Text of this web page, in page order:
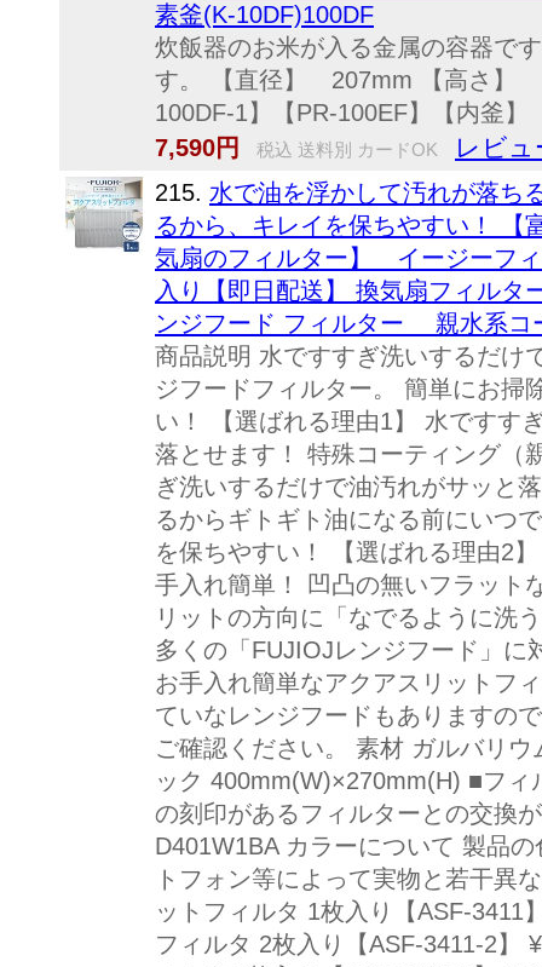
素釜(K-10DF)100DF
炊飯器のお米が入る金属の容器で
す。 【直径】 207mm 【高さ】
100DF-1】【PR-100EF】【内釜】
7,590円
税込 送料別 カードOK レビュ
215. 水で油を浮かして汚れが落ち
るから、キレイを保ちやすい！ 【
気扇のフィルター】 イージーフ
入り【即日配送】 換気扇フィル
ンジフード フィルター 親水系コ
商品説明 水ですすぎ洗いするだけ
ジフードフィルター。 簡単にお掃
い！ 【選ばれる理由1】 水ですす
落とせます！ 特殊コーティング（
ぎ洗いするだけで油汚れがサッと
るからギトギト油になる前にいつ
を保ちやすい！ 【選ばれる理由2
手入れ簡単！ 凹凸の無いフラット
リットの方向に「なでるように洗
多くの「FUJIOJレンジフード」に
お手入れ簡単なアクアスリットフ
ていなレンジフードもありますの
ご確認ください。 素材 ガルバリ
ック 400mm(W)×270mm(H) ■フ
の刻印があるフィルターとの交換
D401W1BA カラーについて 製品
トフォン等によって実物と若干異
ットフィルタ 1枚入り【ASF-3411
フィルタ 2枚入り【ASF-3411-2】